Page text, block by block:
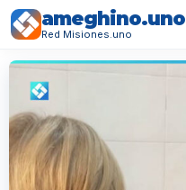
ameghino.uno
Red Misiones.uno